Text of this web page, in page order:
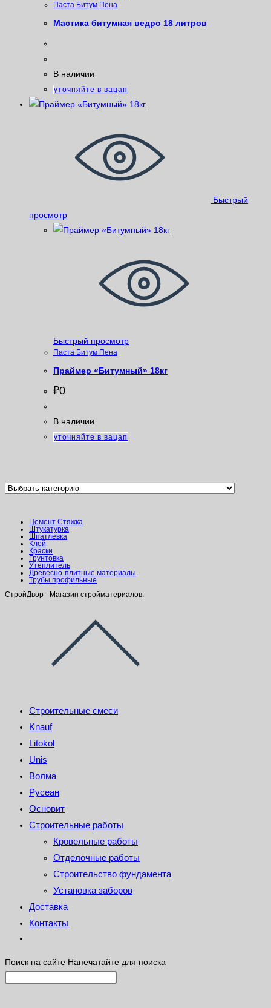
Паста Битум Пена
Мастика битумная ведро 18 литров
В наличии
уточняйте в вацап
Быстрый
просмотр
Быстрый просмотр
Паста Битум Пена
Праймер «Битумный» 18кг
₽0
В наличии
уточняйте в вацап
Цемент Стяжка
Штукатурка
Шпатлевка
Клей
Краски
Грунтовка
Утеплитель
Древесно-плитные материалы
Трубы профильные
СтройДвор - Магазин стройматериалов.
Строительные смеси
Knauf
Litokol
Unis
Волма
Русеан
Основит
Строительные работы
Кровельные работы
Отделочные работы
Строительство фундамента
Установка заборов
Доставка
Контакты
Поиск на сайте Напечатайте для поиска